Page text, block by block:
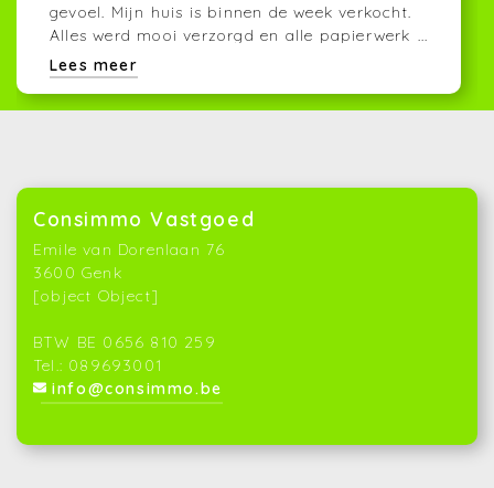
gevoel. Mijn huis is binnen de week verkocht.
Alles werd mooi verzorgd en alle papierwerk
werd tot in de details geregeld. Melih die dag
en nacht bereikbaar was. Ook het
appartement van mijn vrouw is snel verkocht.
...
Lees meer
Consimmo Vastgoed
Emile van Dorenlaan 76
3600 Genk
[object Object]
BTW BE 0656 810 259
Tel.: 089693001
info@consimmo.be